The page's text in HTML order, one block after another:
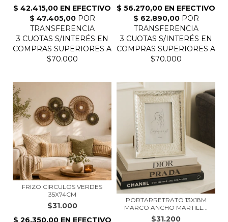
FRIZO CIRCULOS VERDES
35X74CM
$31.000
PORTARRETRATO 13X18M
MARCO ANCHO MARTILL...
$31.200